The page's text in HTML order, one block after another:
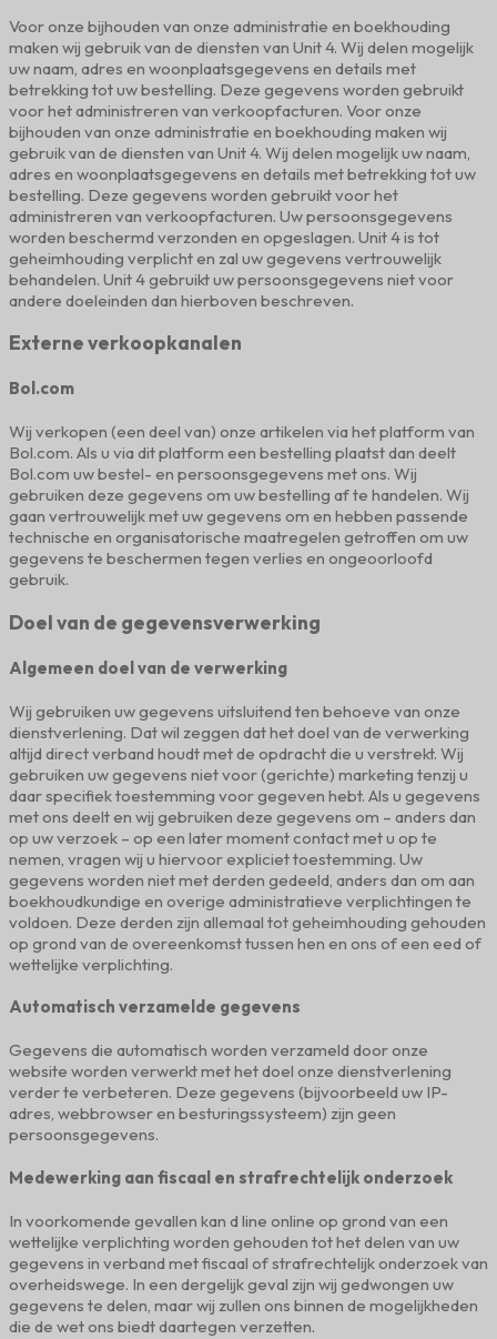
Voor onze bijhouden van onze administratie en boekhouding
maken wij gebruik van de diensten van Unit 4. Wij delen mogelijk
uw naam, adres en woonplaatsgegevens en details met
betrekking tot uw bestelling. Deze gegevens worden gebruikt
voor het administreren van verkoopfacturen. Voor onze
bijhouden van onze administratie en boekhouding maken wij
gebruik van de diensten van Unit 4. Wij delen mogelijk uw naam,
adres en woonplaatsgegevens en details met betrekking tot uw
bestelling. Deze gegevens worden gebruikt voor het
administreren van verkoopfacturen. Uw persoonsgegevens
worden beschermd verzonden en opgeslagen. Unit 4 is tot
geheimhouding verplicht en zal uw gegevens vertrouwelijk
behandelen. Unit 4 gebruikt uw persoonsgegevens niet voor
andere doeleinden dan hierboven beschreven.
Externe verkoopkanalen
Bol.com
Wij verkopen (een deel van) onze artikelen via het platform van
Bol.com. Als u via dit platform een bestelling plaatst dan deelt
Bol.com uw bestel- en persoonsgegevens met ons. Wij
gebruiken deze gegevens om uw bestelling af te handelen. Wij
gaan vertrouwelijk met uw gegevens om en hebben passende
technische en organisatorische maatregelen getroffen om uw
gegevens te beschermen tegen verlies en ongeoorloofd
gebruik.
Doel van de gegevensverwerking
Algemeen doel van de verwerking
Wij gebruiken uw gegevens uitsluitend ten behoeve van onze
dienstverlening. Dat wil zeggen dat het doel van de verwerking
altijd direct verband houdt met de opdracht die u verstrekt. Wij
gebruiken uw gegevens niet voor (gerichte) marketing tenzij u
daar specifiek toestemming voor gegeven hebt. Als u gegevens
met ons deelt en wij gebruiken deze gegevens om – anders dan
op uw verzoek – op een later moment contact met u op te
nemen, vragen wij u hiervoor expliciet toestemming. Uw
gegevens worden niet met derden gedeeld, anders dan om aan
boekhoudkundige en overige administratieve verplichtingen te
voldoen. Deze derden zijn allemaal tot geheimhouding gehouden
op grond van de overeenkomst tussen hen en ons of een eed of
wettelijke verplichting.
Automatisch verzamelde gegevens
Gegevens die automatisch worden verzameld door onze
website worden verwerkt met het doel onze dienstverlening
verder te verbeteren. Deze gegevens (bijvoorbeeld uw IP-
adres, webbrowser en besturingssysteem) zijn geen
persoonsgegevens.
Medewerking aan fiscaal en strafrechtelijk onderzoek
In voorkomende gevallen kan d line online op grond van een
wettelijke verplichting worden gehouden tot het delen van uw
gegevens in verband met fiscaal of strafrechtelijk onderzoek van
overheidswege. In een dergelijk geval zijn wij gedwongen uw
gegevens te delen, maar wij zullen ons binnen de mogelijkheden
die de wet ons biedt daartegen verzetten.